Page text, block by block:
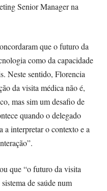
Senior Manager na
que o futuro da
como da capacidade
Neste sentido, Florencia
da visita médica não é,
mas sim um desafio de
quando o delegado
a interpretar o contexto e a
que “o futuro da visita
de saúde num